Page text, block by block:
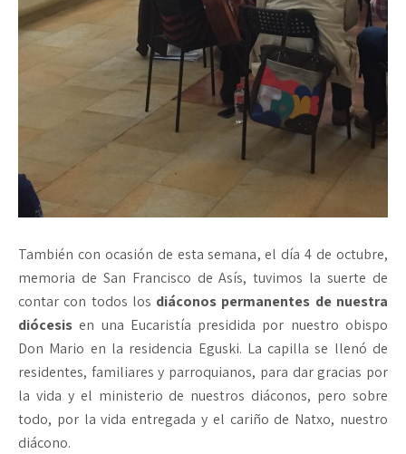
También con ocasión de esta semana, el día 4 de octubre,
memoria de San Francisco de Asís, tuvimos la suerte de
contar con todos los diáconos permanentes de nuestra
diócesis en una Eucaristía presidida por nuestro obispo
Don Mario en la residencia Eguski. La capilla se llenó de
residentes, familiares y parroquianos, para dar gracias por
la vida y el ministerio de nuestros diáconos, pero sobre
todo, por la vida entregada y el cariño de Natxo, nuestro
diácono.